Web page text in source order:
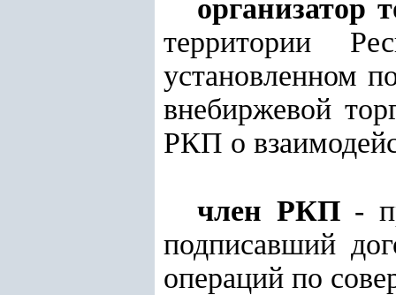
организатор
территории
установленном
внебиржевой
РКП о
член РКП-
подписавший
операций по